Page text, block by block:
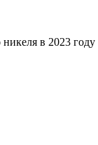
в 2023 году